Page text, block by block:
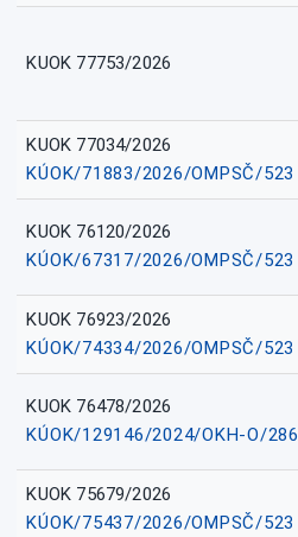
KUOK 77753/2026
KUOK 77034/2026
KÚOK/71883/2026/OMPSČ/523
KUOK 76120/2026
KÚOK/67317/2026/OMPSČ/523
KUOK 76923/2026
KÚOK/74334/2026/OMPSČ/523
KUOK 76478/2026
KÚOK/129146/2024/OKH-O/286
KUOK 75679/2026
KÚOK/75437/2026/OMPSČ/523